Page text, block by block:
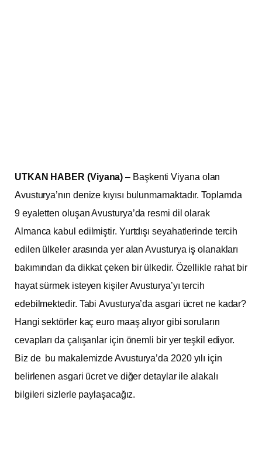
UTKAN HABER (Viyana) – Başkenti Viyana olan
Avusturya’nın denize kıyısı bulunmamaktadır. Toplamda
9 eyaletten oluşan Avusturya’da resmi dil olarak
Almanca kabul edilmiştir. Yurtdışı seyahatlerinde tercih
edilen ülkeler arasında yer alan Avusturya iş olanakları
bakımından da dikkat çeken bir ülkedir. Özellikle rahat bir
hayat sürmek isteyen kişiler Avusturya’yı tercih
edebilmektedir. Tabi Avusturya’da asgari ücret ne kadar?
Hangi sektörler kaç euro maaş alıyor gibi soruların
cevapları da çalışanlar için önemli bir yer teşkil ediyor.
Biz de bu makalemizde Avusturya’da 2020 yılı için
belirlenen asgari ücret ve diğer detaylar ile alakalı
bilgileri sizlerle paylaşacağız.